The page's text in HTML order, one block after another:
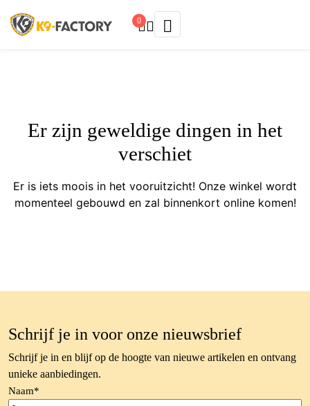
0
Er zijn geweldige dingen in het
verschiet
Er is iets moois in het vooruitzicht! Onze winkel wordt
momenteel gebouwd en zal binnenkort online komen!
Schrijf je in voor onze nieuwsbrief
Schrijf je in en blijf op de hoogte van nieuwe artikelen en ontvang
unieke aanbiedingen.
Naam*